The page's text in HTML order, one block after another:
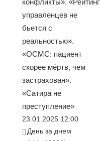
управленцев не
бьется с
реальностью».
«ОСМС: пациент
скорее мёртв, чем
застрахован».
«Сатира не
преступление»
23.01.2025 12:00
День за днем